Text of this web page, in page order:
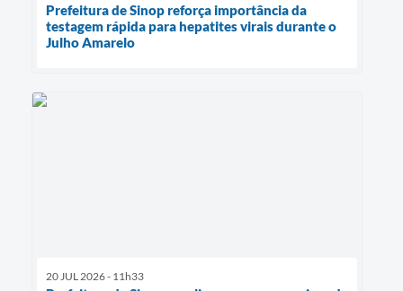
Prefeitura de Sinop reforça importância da
testagem rápida para hepatites virais durante o
Julho Amarelo
20 JUL 2026 - 11h33